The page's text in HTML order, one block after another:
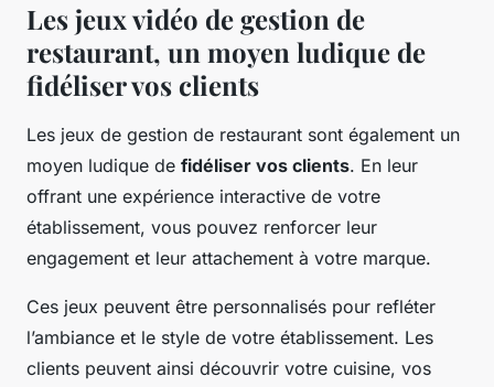
Les jeux vidéo de gestion de
restaurant, un moyen ludique de
fidéliser vos clients
Les jeux de gestion de restaurant sont également un
moyen ludique de fidéliser vos clients. En leur
offrant une expérience interactive de votre
établissement, vous pouvez renforcer leur
engagement et leur attachement à votre marque.
Ces jeux peuvent être personnalisés pour refléter
l’ambiance et le style de votre établissement. Les
clients peuvent ainsi découvrir votre cuisine, vos